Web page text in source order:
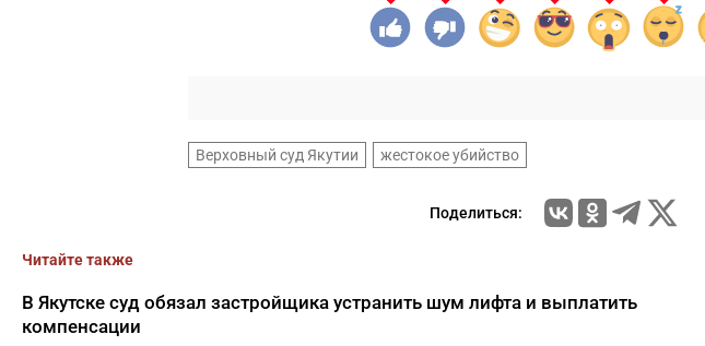
Верховный суд Якутии жестокое убийство
Поделиться:
Читайте также
В Якутске суд обязал застройщика устранить шум лифта и выплатить
компенсации